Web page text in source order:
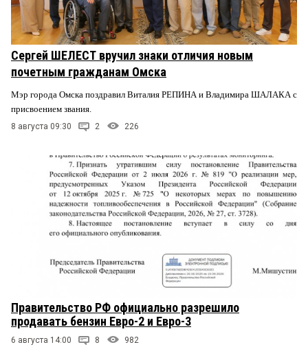
Сергей ШЕЛЕСТ вручил знаки отличия новым
почетным гражданам Омска
Мэр города Омска поздравил Виталия РЕПИНА и Владимира ШАЛАКА с
присвоением звания.
8 августа 09:30 2 226
Правительство РФ официально разрешило
продавать бензин Евро-2 и Евро-3
6 августа 14:00 8 982